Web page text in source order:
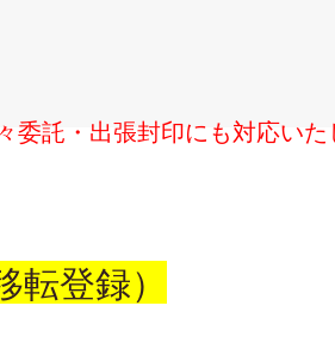
託・出張封印にも対応いた
転登録）